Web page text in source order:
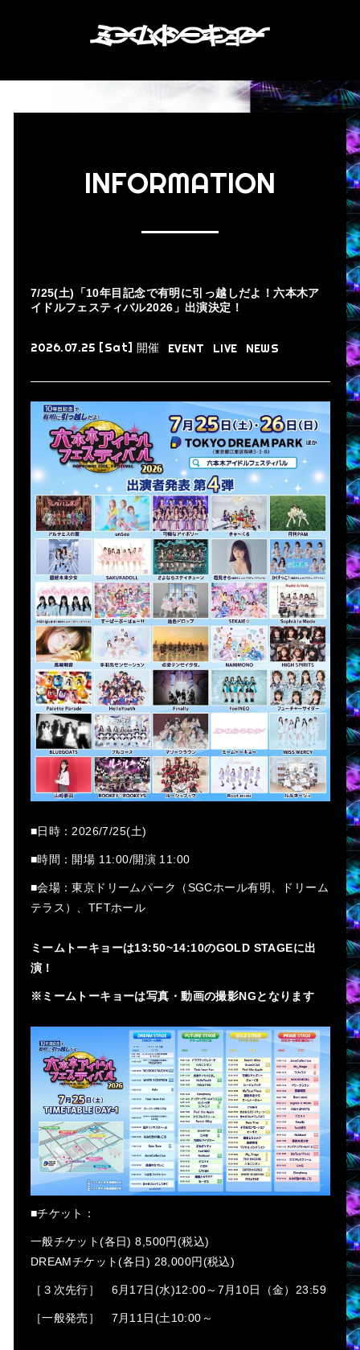
INFORMATION
7/25(土)「10年目記念で有明に引っ越しだよ！六本木ア
イドルフェスティバル2026」出演決定！
2026.07.25 [Sat] 開催 EVENT LIVE NEWS
■日時：2026/7/25(土)
■時間：開場 11:00/開演 11:00
■会場：東京ドリームパーク（SGCホール有明、ドリーム
テラス）、TFTホール
ミームトーキョーは13:50~14:10のGOLD STAGEに出
演！
※ミームトーキョーは写真・動画の撮影NGとなります
■チケット ：
一般チケット(各日) 8,500円(税込)
DREAMチケット(各日) 28,000円(税込)
［３次先行］ 6月17日(水)12:00～7月10日（金）23:59
［一般発売］ 7月11日(土10:00～